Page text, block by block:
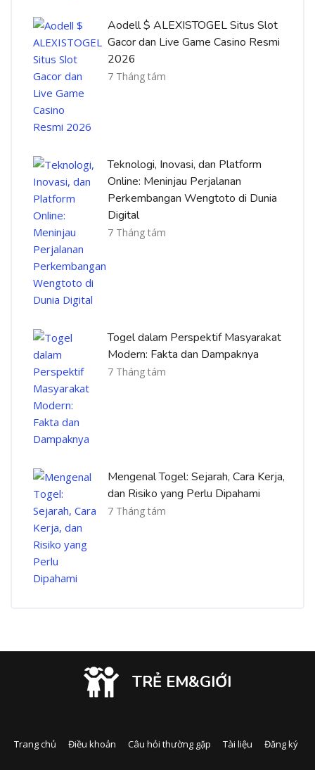
Aodell $ ALEXISTOGEL Situs Slot
Gacor dan Live Game Casino Resmi
2026
7 Tháng tám
Teknologi, Inovasi, dan Platform
Online: Meninjau Perjalanan
Perkembangan Wengtoto di Dunia
Digital
7 Tháng tám
Togel dalam Perspektif Masyarakat
Modern: Fakta dan Dampaknya
7 Tháng tám
Mengenal Togel: Sejarah, Cara Kerja,
dan Risiko yang Perlu Dipahami
7 Tháng tám
TRẺ EM&GIỚI
Trang chủ Điều khoản Câu hỏi thường gặp Tài liệu Đăng ký